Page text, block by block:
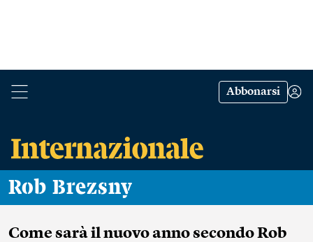
Abbonarsi
Rob Brezsny
Come sarà il nuovo anno secondo Rob